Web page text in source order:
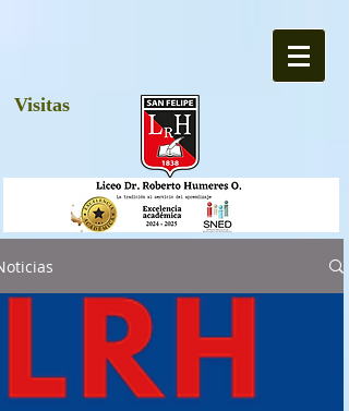
Visitas